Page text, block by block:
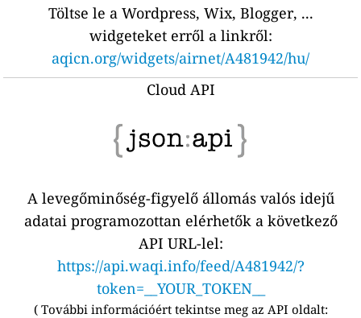
Töltse le a Wordpress, Wix, Blogger, ...
widgeteket erről a linkről:
aqicn.org/widgets/airnet/A481942/hu/
Cloud API
A levegőminőség-figyelő állomás valós idejű
adatai programozottan elérhetők a következő
API URL-lel:
https://api.waqi.info/feed/A481942/?
token=__YOUR_TOKEN__
( További információért tekintse meg az API oldalt: